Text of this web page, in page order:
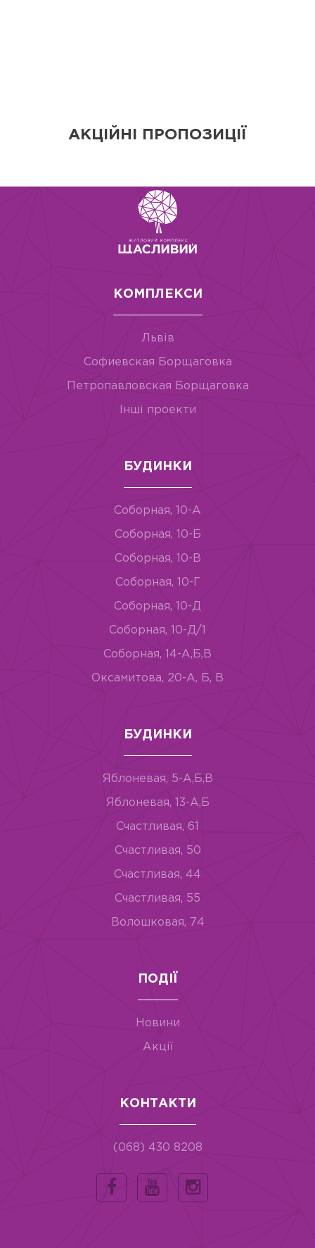
АКЦІЙНІ ПРОПОЗИЦІЇ
КОМПЛЕКСИ
Львів
Софиевская Борщаговка
Петропавловская Борщаговка
Інші проекти
БУДИНКИ
Соборная, 10-А
Соборная, 10-Б
Соборная, 10-В
Соборная, 10-Г
Соборная, 10-Д
Соборная, 10-Д/1
Соборная, 14-А,Б,В
Оксамитова, 20-А, Б, В
БУДИНКИ
Яблоневая, 5-А,Б,В
Яблоневая, 13-А,Б
Счастливая, 61
Счастливая, 50
Счастливая, 44
Счастливая, 55
Волошковая, 74
ПОДІЇ
Новини
Акції
КОНТАКТИ
(068) 430 8208